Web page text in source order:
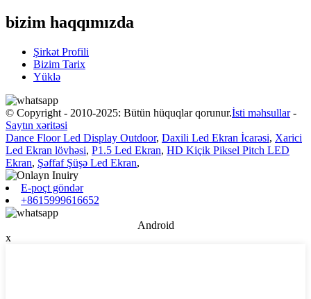
bizim haqqımızda
Şirkət Profili
Bizim Tarix
Yüklə
© Copyright - 2010-2025: Bütün hüquqlar qorunur.İsti məhsullar-
Saytın xəritəsi
Dance Floor Led Display Outdoor, Daxili Led Ekran İcarəsi, Xarici
Led Ekran lövhəsi, P1.5 Led Ekran, HD Kiçik Piksel Pitch LED
Ekran, Şəffaf Şüşə Led Ekran,
E-poçt göndər
+8615999616652
Android
x